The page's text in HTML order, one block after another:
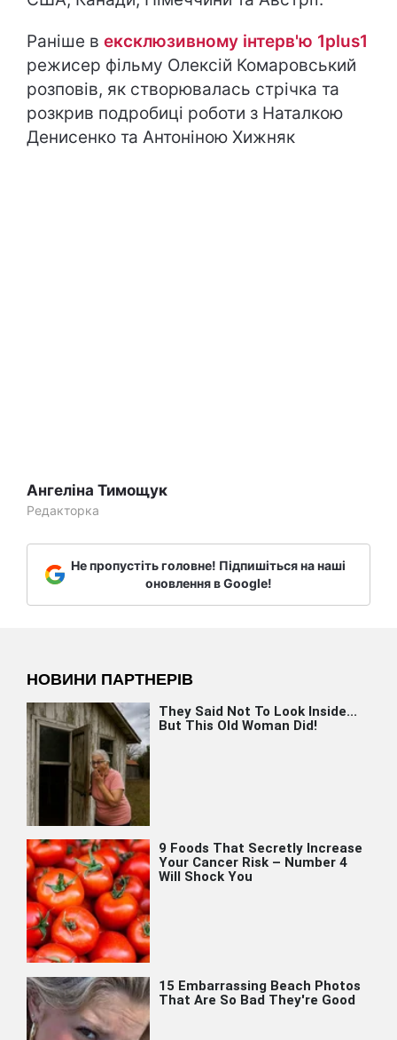
Раніше в ексклюзивному інтерв'ю 1plus1
режисер фільму Олексій Комаровський
розповів, як створювалась стрічка та
розкрив подробиці роботи з Наталкою
Денисенко та Антоніною Хижняк
Ангеліна Тимощук
Редакторка
Не пропустіть головне! Підпишіться на наші
оновлення в Google!